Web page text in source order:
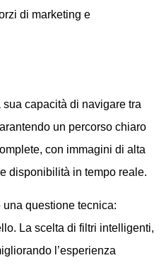
di marketing e
sua capacità di navigare tra
un percorso chiaro
con immagini di alta
disponibilità in tempo reale.
questione tecnica:
La scelta di filtri intelligenti,
l’esperienza